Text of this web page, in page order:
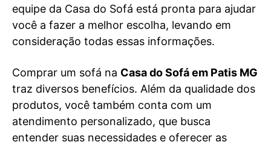
equipe da Casa do Sofá está pronta para ajudar
você a fazer a melhor escolha, levando em
consideração todas essas informações.
Comprar um sofá na Casa do Sofá em Patis MG
traz diversos benefícios. Além da qualidade dos
produtos, você também conta com um
atendimento personalizado, que busca
entender suas necessidades e oferecer as